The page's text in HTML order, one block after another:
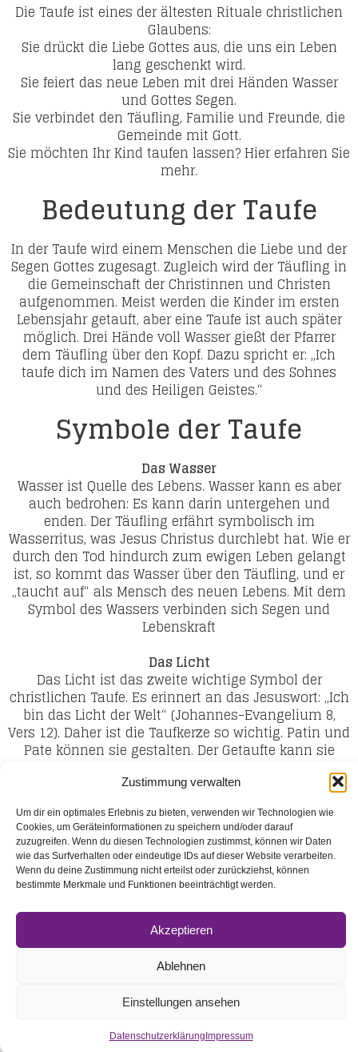
Zustimmung verwalten
Um dir ein optimales Erlebnis zu bieten, verwenden wir Technologien wie
Cookies, um Geräteinformationen zu speichern und/oder darauf
zuzugreifen. Wenn du diesen Technologien zustimmst, können wir Daten
wie das Surfverhalten oder eindeutige IDs auf dieser Website verarbeiten.
Wenn du deine Zustimmung nicht erteilst oder zurückziehst, können
bestimmte Merkmale und Funktionen beeinträchtigt werden.
Akzeptieren
Ablehnen
Einstellungen ansehen
Datenschutzerklärung Impressum
Die Taufe ist eines der ältesten Rituale christlichen
Glaubens:
Sie drückt die Liebe Gottes aus, die uns ein Leben
lang geschenkt wird.
Sie feiert das neue Leben mit drei Händen Wasser
und Gottes Segen.
Sie verbindet den Täufling, Familie und Freunde, die
Gemeinde mit Gott.
Sie möchten Ihr Kind taufen lassen? Hier erfahren Sie
mehr.
Bedeutung der Taufe
In der Taufe wird einem Menschen die Liebe und der
Segen Gottes zugesagt. Zugleich wird der Täufling in
die Gemeinschaft der Christinnen und Christen
aufgenommen. Meist werden die Kinder im ersten
Lebensjahr getauft, aber eine Taufe ist auch später
möglich. Drei Hände voll Wasser gießt der Pfarrer
dem Täufling über den Kopf. Dazu spricht er: „Ich
taufe dich im Namen des Vaters und des Sohnes
und des Heiligen Geistes.“
Symbole der Taufe
Das Wasser
Wasser ist Quelle des Lebens. Wasser kann es aber
auch bedrohen: Es kann darin untergehen und
enden. Der Täufling erfährt symbolisch im
Wasserritus, was Jesus Christus durchlebt hat. Wie er
durch den Tod hindurch zum ewigen Leben gelangt
ist, so kommt das Wasser über den Täufling, und er
„taucht auf“ als Mensch des neuen Lebens. Mit dem
Symbol des Wassers verbinden sich Segen und
Lebenskraft
Das Licht
Das Licht ist das zweite wichtige Symbol der
christlichen Taufe. Es erinnert an das Jesuswort: „Ich
bin das Licht der Welt“ (Johannes-Evangelium 8,
Vers 12). Daher ist die Taufkerze so wichtig. Patin und
Pate können sie gestalten. Der Getaufte kann sie
später immer wieder an seinem Tauftag entzünden.
Auch im Gottesdienst unserer Gemeinde feiern wir
das Taufgedenken.
Das Taufkleid
Alter christlicher Brauch ist es, dem Neugetauften
ein weißes Gewand als Symbol des ewigen Lebens
überzuziehen. In der evangelischen Kirche werden
Kinder zur Taufe aus diesem Grund oft weiß
gekleidet.
Impressum Datenschutz